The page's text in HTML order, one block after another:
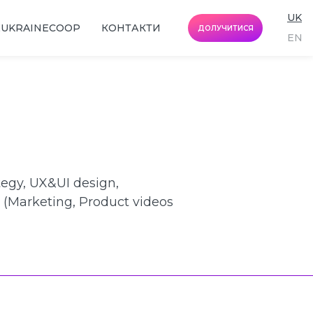
КОНТАКТИ ДОЛУЧИТИСЯ
UK
EN
UX&UI design,
Product videos